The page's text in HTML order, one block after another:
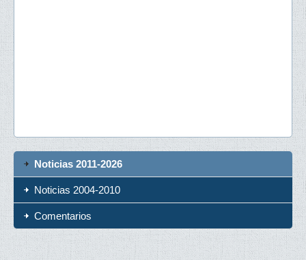
Noticias 2011-2026
Noticias 2004-2010
Comentarios